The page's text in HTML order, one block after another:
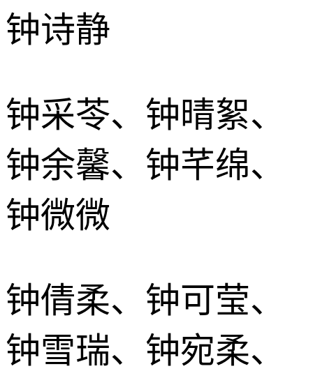
钟诗静
钟采苓、钟晴絮、
钟余馨、钟芊绵、
钟微微
钟倩柔、钟可莹、
钟雪瑞、钟宛柔、